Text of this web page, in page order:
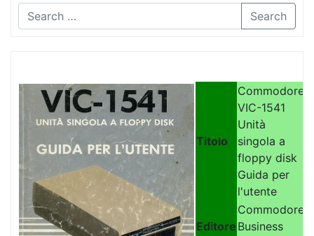
Search
Titolo
Commodore
VIC-1541
Unità
singola a
floppy disk
Guida per
l'utente
Editore
Commodore
Business